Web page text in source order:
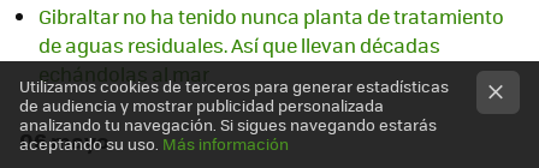
Gibraltar no ha tenido nunca planta de tratamiento
de aguas residuales. Así que llevan décadas
echándolas al mar
06 mayo
Utilizamos cookies de terceros para generar estadísticas
de audiencia y mostrar publicidad personalizada
analizando tu navegación. Si sigues navegando estarás
aceptando su uso. Más información